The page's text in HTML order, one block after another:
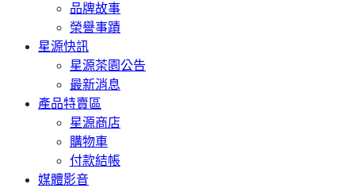
品牌故事
榮譽事蹟
星源快訊
星源茶園公告
最新消息
產品特賣區
星源商店
購物車
付款結帳
媒體影音